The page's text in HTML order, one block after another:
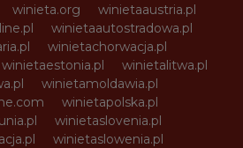
winieta.org
winietaaustria.pl
winietaautostradowa.pl
winietachorwacja.pl
winietaestonia.pl
winietalitwa.pl
winietamoldawia.pl
winietapolska.pl
winietaslovenia.pl
winietaslowenia.pl